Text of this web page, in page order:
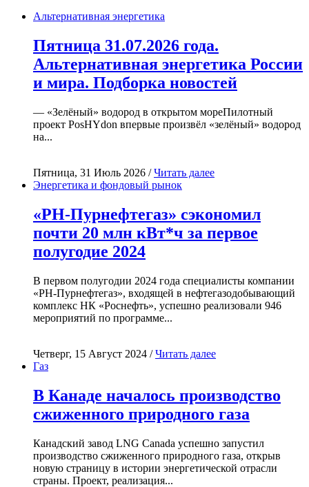
Альтернативная энергетика
Пятница 31.07.2026 года.
Альтернативная энергетика России
и мира. Подборка новостей
— «Зелёный» водород в открытом мореПилотный
проект PosHYdon впервые произвёл «зелёный» водород
на...
Пятница, 31 Июль 2026 /Читать далее
Энергетика и фондовый рынок
«РН-Пурнефтегаз» сэкономил
почти 20 млн кВт*ч за первое
полугодие 2024
В первом полугодии 2024 года специалисты компании
«РН-Пурнефтегаз», входящей в нефтегазодобывающий
комплекс НК «Роснефть», успешно реализовали 946
мероприятий по программе...
Четверг, 15 Август 2024 /Читать далее
Газ
В Канаде началось производство
сжиженного природного газа
Канадский завод LNG Canada успешно запустил
производство сжиженного природного газа, открыв
новую страницу в истории энергетической отрасли
страны. Проект, реализация...